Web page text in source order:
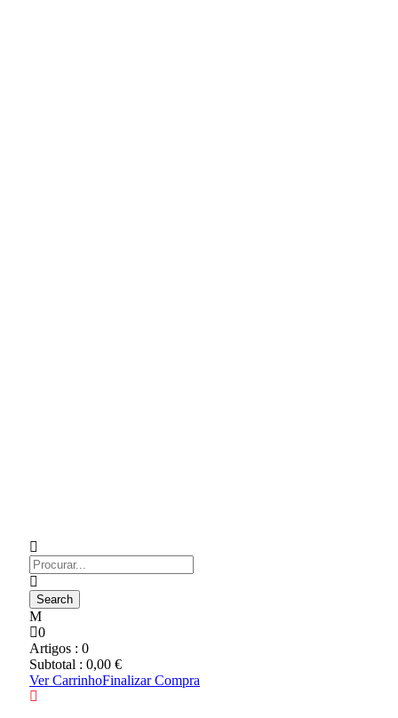
0
Artigos : 0
Subtotal : 0,00 €
Ver CarrinhoFinalizar Compra